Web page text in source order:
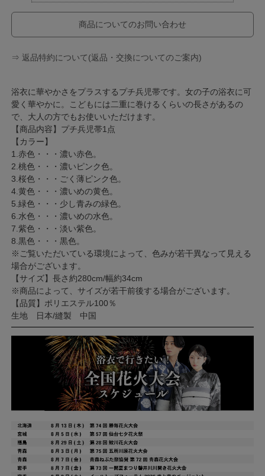
商品についてのお問い合わせ
⇒ 返品特約について(返品・交換についてのご案内)
浴衣に華やかさをプラスするプチ兵児帯です。女の子の浴衣に可
愛く華やかに。こどもには二重に巻けるくらいの長さがあるの
で、大人の方でもお使いいただけます。
【商品内容】プチ兵児帯1点
【カラー】
1.赤色・・・濃い赤色。
2.桃色・・・濃いピンク色。
3.桜色・・・ごく薄ピンク色。
4.黄色・・・濃いめの黄色。
5.緑色・・・少し青みの緑色。
6.水色・・・濃いめの水色。
7.紫色・・・淡い紫色。
8.黒色・・・黒色。
※ご覧いただいている環境によって、色みが若干異なって見える
場合がございます。
【サイズ】長さ約280cm/幅約34cm
※商品によって、サイズが若干前後する場合がございます。
【品質】ポリエステル100％
生地 日本/縫製 中国